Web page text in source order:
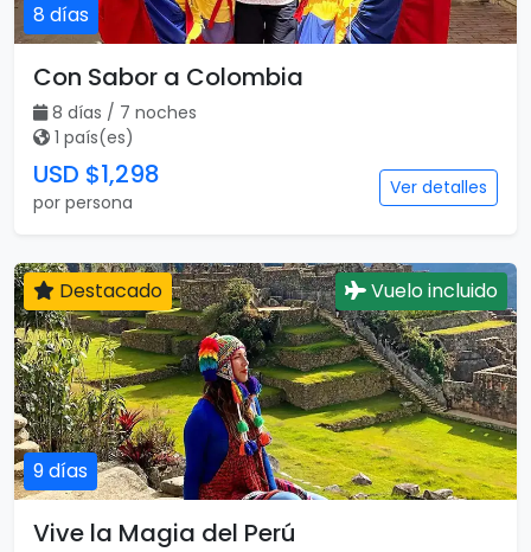
8 días
Con Sabor a Colombia
8 días / 7 noches
1 país(es)
USD $1,298
por persona
Ver detalles
9 días
Destacado Vuelo incluido
Vive la Magia del Perú